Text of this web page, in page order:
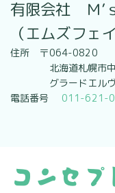
有限会社 Ｍ’
（エムズフェ
住所 〒064-0820
北海道札幌市中央
グラードエルヴ
電話番号 011-621-
コンセプ